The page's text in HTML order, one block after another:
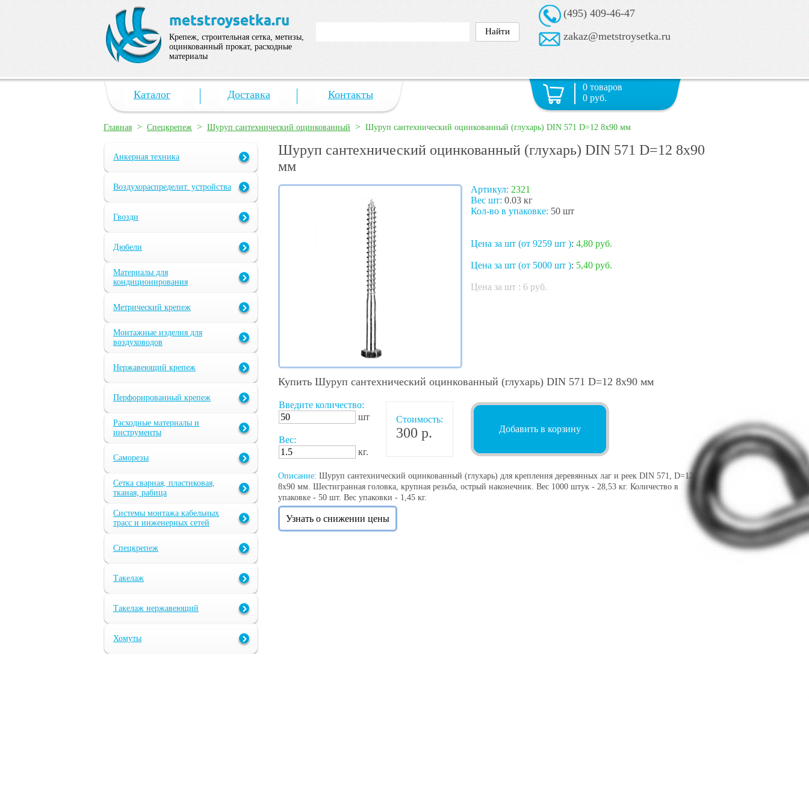
Крепеж, строительная сетка, метизы,
оцинкованный прокат, расходные
материалы
(495) 409-46-47
zakaz@metstroysetka.ru
Каталог Доставка Контакты
0 товаров
0 руб.
Главная > Спецкрепеж > Шуруп сантехнический оцинкованный > Шуруп сантехнический оцинкованный (глухарь) DIN 571 D=12 8х90 мм
Анкерная техника
Воздухораспределит. устройства
Гвозди
Дюбели
Материалы для
кондиционирования
Метрический крепеж
Монтажные изделия для
воздуховодов
Нержавеющий крепеж
Перфорированный крепеж
Расходные материалы и
инструменты
Саморезы
Сетка сварная, пластиковая,
тканая, рабица
Системы монтажа кабельных
трасс и инженерных сетей
Спецкрепеж
Такелаж
Такелаж нержавеющий
Хомуты
Шуруп сантехнический оцинкованный (глухарь) DIN 571 D=12 8х90
мм
Артикул: 2321
Вес шт: 0.03 кг
Кол-во в упаковке: 50 шт
Цена за шт (от 9259 шт ): 4,80 руб.
Цена за шт (от 5000 шт ): 5,40 руб.
Цена за шт : 6 руб.
Купить Шуруп сантехнический оцинкованный (глухарь) DIN 571 D=12 8х90 мм
Введите количество:
шт
Вес:
кг.
Стоимость:
300 р. Добавить в корзину
Описание: Шуруп сантехнический оцинкованный (глухарь) для крепления деревянных лаг и реек DIN 571, D=12
8х90 мм. Шестигранная головка, крупная резьба, острый наконечник. Вес 1000 штук - 28,53 кг. Количество в
упаковке - 50 шт. Вес упаковки - 1,45 кг.
Узнать о снижении цены